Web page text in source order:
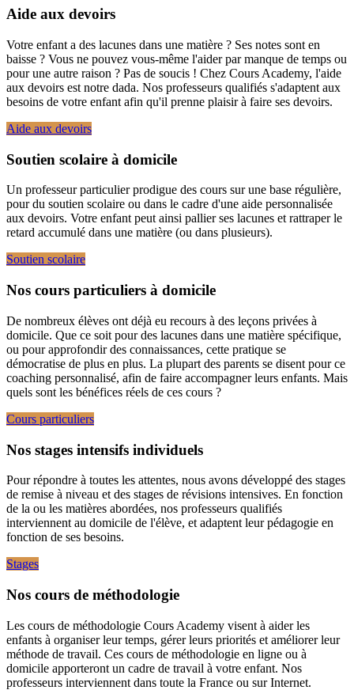
Aide aux devoirs
Votre enfant a des lacunes dans une matière ? Ses notes sont en
baisse ? Vous ne pouvez vous-même l'aider par manque de temps ou
pour une autre raison ? Pas de soucis ! Chez Cours Academy, l'aide
aux devoirs est notre dada. Nos professeurs qualifiés s'adaptent aux
besoins de votre enfant afin qu'il prenne plaisir à faire ses devoirs.
Aide aux devoirs
Soutien scolaire à domicile
Un professeur particulier prodigue des cours sur une base régulière,
pour du soutien scolaire ou dans le cadre d'une aide personnalisée
aux devoirs. Votre enfant peut ainsi pallier ses lacunes et rattraper le
retard accumulé dans une matière (ou dans plusieurs).
Soutien scolaire
Nos cours particuliers à domicile
De nombreux élèves ont déjà eu recours à des leçons privées à
domicile. Que ce soit pour des lacunes dans une matière spécifique,
ou pour approfondir des connaissances, cette pratique se
démocratise de plus en plus. La plupart des parents se disent pour ce
coaching personnalisé, afin de faire accompagner leurs enfants. Mais
quels sont les bénéfices réels de ces cours ?
Cours particuliers
Nos stages intensifs individuels
Pour répondre à toutes les attentes, nous avons développé des stages
de remise à niveau et des stages de révisions intensives. En fonction
de la ou les matières abordées, nos professeurs qualifiés
interviennent au domicile de l'élève, et adaptent leur pédagogie en
fonction de ses besoins.
Stages
Nos cours de méthodologie
Les cours de méthodologie Cours Academy visent à aider les
enfants à organiser leur temps, gérer leurs priorités et améliorer leur
méthode de travail. Ces cours de méthodologie en ligne ou à
domicile apporteront un cadre de travail à votre enfant. Nos
professeurs interviennent dans toute la France ou sur Internet.